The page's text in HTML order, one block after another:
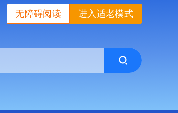
进入适老模式
无障碍阅读